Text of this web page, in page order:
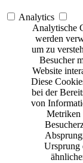
Analytics
Analytische
werden
um zu
Besucher
Website
Diese
bei der
von
Metriken
Ursprung